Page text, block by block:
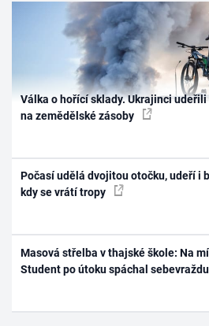
Válka o hořící sklady. Ukrajinci
na zemědělské zásoby
Počasí udělá dvojitou otočku, udeří i
kdy se vrátí tropy
Masová střelba v thajské škole: Na
Student po útoku spáchal sebevraždu